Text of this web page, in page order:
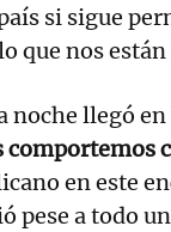
si sigue
que nos
noche llegó en
comportemos
en este
pese a todo